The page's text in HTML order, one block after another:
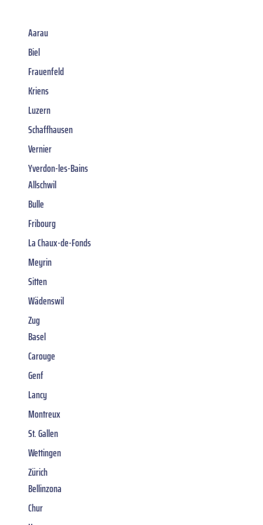
Aarau
Biel
Frauenfeld
Kriens
Luzern
Schaffhausen
Vernier
Yverdon-les-Bains
Allschwil
Bulle
Fribourg
La Chaux-de-Fonds
Meyrin
Sitten
Wädenswil
Zug
Basel
Carouge
Genf
Lancy
Montreux
St. Gallen
Wettingen
Zürich
Bellinzona
Chur